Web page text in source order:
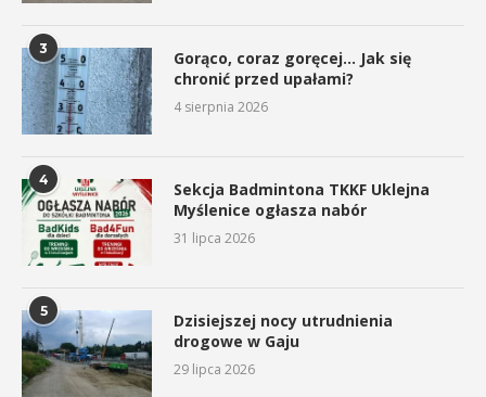
3
Gorąco, coraz goręcej… Jak się
chronić przed upałami?
4 sierpnia 2026
4
Sekcja Badmintona TKKF Uklejna
Myślenice ogłasza nabór
31 lipca 2026
5
Dzisiejszej nocy utrudnienia
drogowe w Gaju
29 lipca 2026